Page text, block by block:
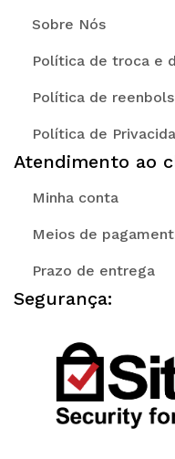
Sobre Nós
Política de troca e
Política de
Política de
Atendimento ao
Minha conta
Meios de
Prazo de entrega
Segurança: